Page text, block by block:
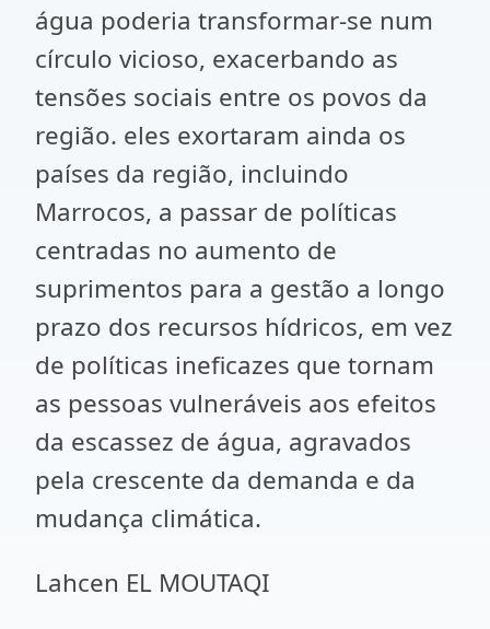
água poderia transformar-se num
círculo vicioso, exacerbando as
tensões sociais entre os povos da
região. eles exortaram ainda os
países da região, incluindo
Marrocos, a passar de políticas
centradas no aumento de
suprimentos para a gestão a longo
prazo dos recursos hídricos, em vez
de políticas ineficazes que tornam
as pessoas vulneráveis aos efeitos
da escassez de água, agravados
pela crescente da demanda e da
mudança climática.
Lahcen EL MOUTAQI